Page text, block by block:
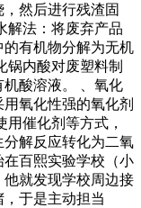
然后进行残渣固
解法：将废弃产品
有机物分解为无机
锅内酸对废塑料制
酸溶液。 、氧化
氧化性强的氧化剂
催化剂等方式，
解反应转化为二氧
百熙实验学校（小
就发现学校周边接
于是主动担当